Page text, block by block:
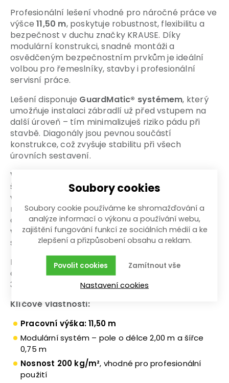
Profesionální lešení vhodné pro náročné práce ve
výšce11,50 m, poskytuje robustnost, flexibilitu a
bezpečnost v duchu značky KRAUSE. Díky
modulární konstrukci, snadné montáži a
osvědčeným bezpečnostním prvkům je ideální
volbou pro řemeslníky, stavby i profesionální
servisní práce.
Lešení disponuje GuardMatic® systémem, který
umožňuje instalaci zábradlí už před vstupem na
další úroveň – tím minimalizuješ riziko pádu při
stavbě. Diagonály jsou pevnou součástí
konstrukce, což zvyšuje stabilitu při všech
úrovních sestavení.
Výškově stavitelná kolečka
šroubovým mechanismem (spindel) umožňují
vyrovnání i na nerovném podkladu — typický
rozsah je cca 300-580 mm. Pro vyšší výšky je
často doporučeno doplnitopěrné nohy /
výložníkys teleskopickými patkami pro větší
stabilitu.
Lešení splňuje normuDIN EN 1004-1a je
certifikováno TÜV. Patří do zatížitelnostní skupiny
3, tedy
nosnost 200 kg/m².
Klíčové vlastnosti:
Pracovní výška: 11,50 m
Modulární systém – pole o délce 2,00 m a šířce
0,75 m
Nosnost 200 kg/m², vhodné pro profesionální
použití
Soubory cookies
Soubory cookie používáme ke shromažďování a
analýze informací o výkonu a používání webu,
zajištění fungování funkcí ze sociálních médií a ke
zlepšení a přizpůsobení obsahu a reklam.
Zamítnout vše
Povolit cookies
Nastavení cookies